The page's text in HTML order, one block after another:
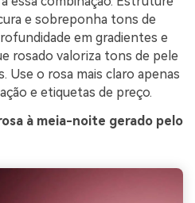
e sobreponha tons de
em gradientes e
rosado valoriza tons de pele
Use o rosa mais claro apenas
e etiquetas de preço.
à meia-noite gerado pelo